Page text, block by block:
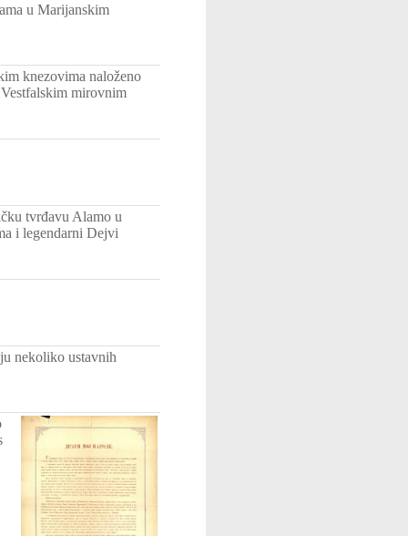
u Marijanskim
knezovima naloženo
mirovnim
tvrđavu Alamo u
i legendarni Dejvi
nekoliko ustavnih